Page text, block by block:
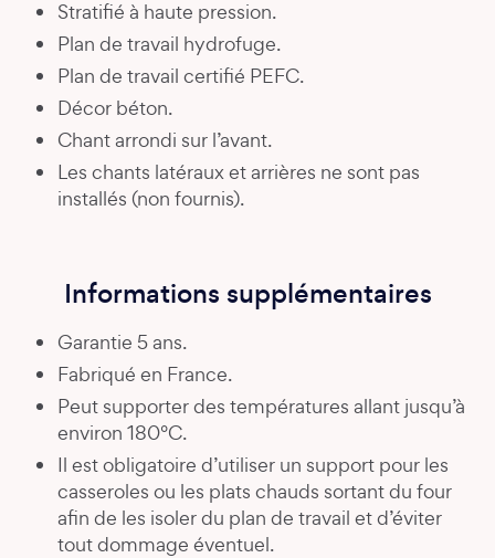
Stratifié à haute pression.
Plan de travail hydrofuge.
Plan de travail certifié PEFC.
Décor béton.
Chant arrondi sur l’avant.
Les chants latéraux et arrières ne sont pas
installés (non fournis).
Informations supplémentaires
Garantie 5 ans.
Fabriqué en France.
Peut supporter des températures allant jusqu’à
environ 180°C.
Il est obligatoire d’utiliser un support pour les
casseroles ou les plats chauds sortant du four
afin de les isoler du plan de travail et d’éviter
tout dommage éventuel.